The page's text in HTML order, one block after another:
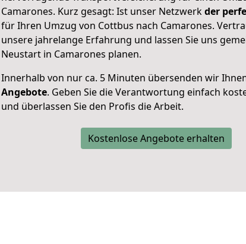
Camarones. Kurz gesagt: Ist unser Netzwerkder
für Ihren Umzug von Cottbus nach Camarones.
unsere jahrelange Erfahrung und lassen Sie uns
Neustart in Camarones planen.
Innerhalb von nur ca. 5 Minuten übersenden wir
Angebote. Geben Sie die Verantwortung einfach
und überlassen Sie den Profis die Arbeit.
Kostenlose Angebote erhalten